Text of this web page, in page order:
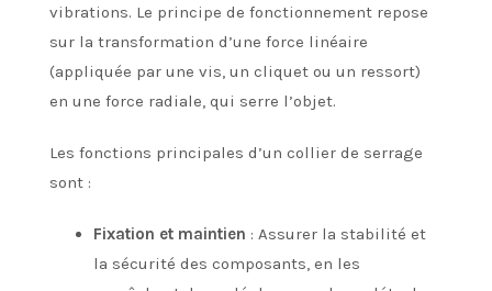
vibrations. Le principe de fonctionnement repose
sur la transformation d’une force linéaire
(appliquée par une vis, un cliquet ou un ressort)
en une force radiale, qui serre l’objet.
Les fonctions principales d’un collier de serrage
sont :
Fixation et maintien : Assurer la stabilité et
la sécurité des composants, en les